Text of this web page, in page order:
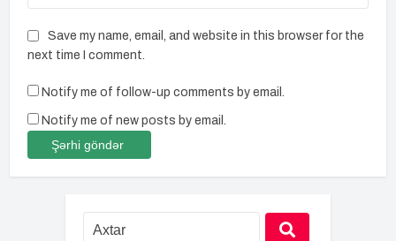
Save my name, email, and website in this browser for the
next time I comment.
Notify me of follow-up comments by email.
Notify me of new posts by email.